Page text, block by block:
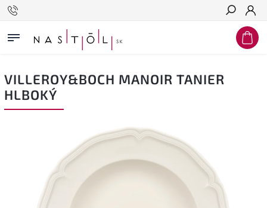
Hľadať
VILLEROY&BOCH MANOIR TANIER
HLBOKÝ